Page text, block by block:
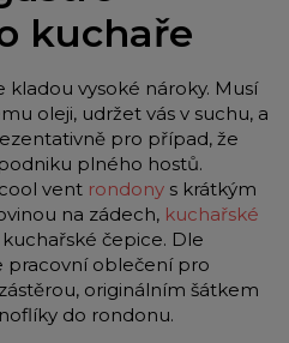
kuchaře
kladou vysoké nároky. Musí
oleji, udržet vás v suchu, a
pro případ, že
plného hostů.
vent rondony s krátkým
na zádech, kuchařské
čepice. Dle
pracovní oblečení pro
originálním šátkem
do rondonu.